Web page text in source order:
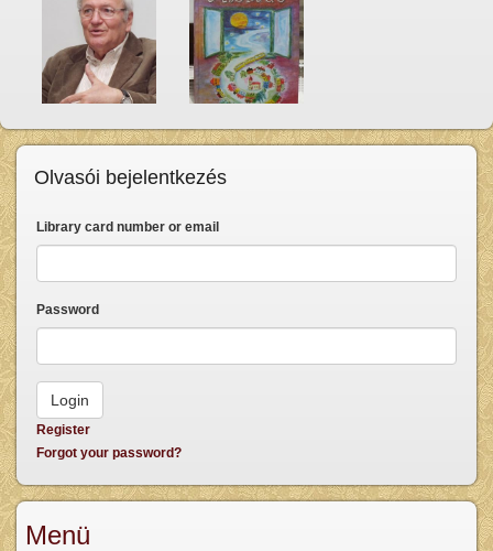
Olvasói bejelentkezés
Library card number or email
Password
Register
Forgot your password?
Menü